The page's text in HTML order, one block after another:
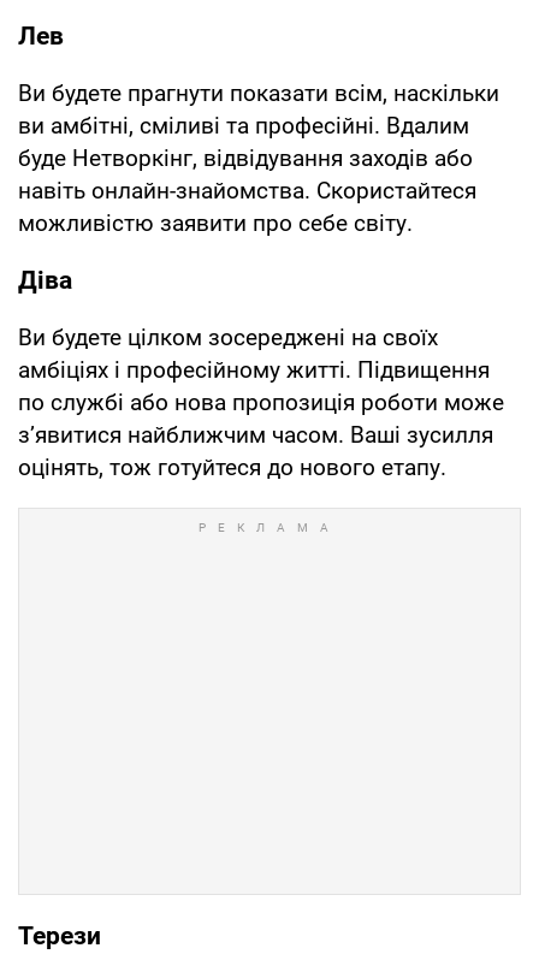
Лев
Ви будете прагнути показати всім, наскільки
ви амбітні, сміливі та професійні. Вдалим
буде Нетворкінг, відвідування заходів або
навіть онлайн-знайомства. Скористайтеся
можливістю заявити про себе світу.
Діва
Ви будете цілком зосереджені на своїх
амбіціях і професійному житті. Підвищення
по службі або нова пропозиція роботи може
з’явитися найближчим часом. Ваші зусилля
оцінять, тож готуйтеся до нового етапу.
Терези